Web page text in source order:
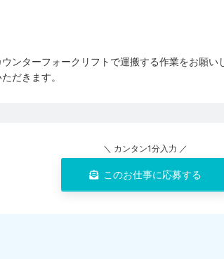
ンターフォークリフトで運搬する作業をお願い
だきます。
＼ カンタン1分入力 ／
このお仕事に応募する